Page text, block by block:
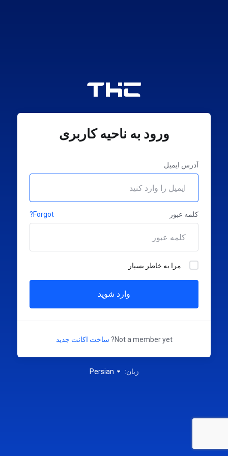
ورود به ناحیه کاربری
آدرس ایمیل
کلمه عبور Forgot?
مرا به خاطر بسپار
وارد شوید
Not a member yet? ساخت اکانت جدید
زبان: Persian